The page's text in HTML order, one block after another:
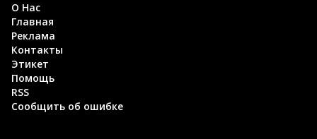
О Нас
Главная
Реклама
Контакты
Этикет
Помощь
RSS
Сообщить об ошибке